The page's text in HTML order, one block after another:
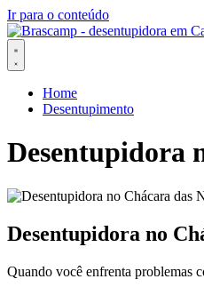
Ir para o conteúdo
Home
Desentupimento
Desentupidora
Desentupidora no
Quando você enfrenta problemas